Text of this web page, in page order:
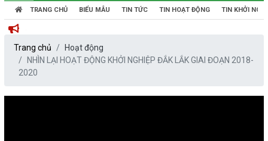
TRANG CHỦ BIỂU MẪU TIN TỨC TIN HOẠT ĐỘNG TIN KHỞI
Trang chủ
Hoạt động
NHÌN LẠI HOẠT ĐỘNG KHỞI NGHIỆP ĐẮK LẮK GIAI ĐOẠN 2018-
2020